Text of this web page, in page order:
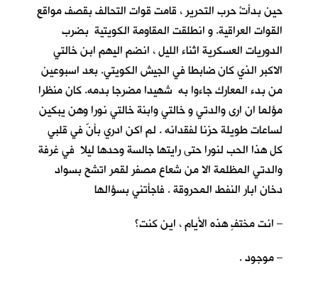
حين بدأتْ حرب التحرير ، قامت قوات التحالف بقصف مواقع
القوات العراقية. و انطلقت المقاومة الكويتية بضرب
الدوريات العسكرية اثناء الليل ، انضم اليهم ابن خالتي
الاكبر الذي كان ضابطا في الجيش الكويتي. بعد اسبوعين
من بدء المعارك جاءوا به شهيدا مضرجا بدمه. كان منظرا
مؤلما ان ارى والدتي و خالتي وابنة خالتي نورا وهن يبكين
لساعات طويلة حزنا لفقدانه . لم اكن ادري بأنّ في قلبي
كل هذا الحب لنورا حتى رايتها جالسة وحدها ليلا في غرفة
والدتي المظلمة الا من شعاع مصفر لقمر اتشح بسواد
دخان ابار النفط المحروقة . فاجأتني بسؤالها
– انت مختفٍ هذه الأيام ، اين كنت؟
– موجود .